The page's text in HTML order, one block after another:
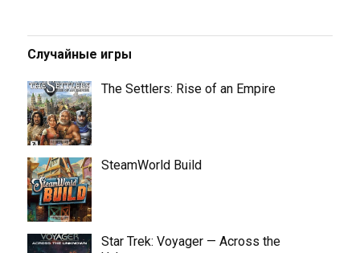
Случайные игры
The Settlers: Rise of an Empire
SteamWorld Build
Star Trek: Voyager — Across the